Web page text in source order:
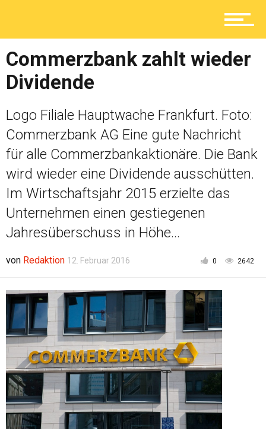
Service
Kolumne
Shop
Commerzbank zahlt wieder
Dividende
Logo Filiale Hauptwache Frankfurt. Foto:
Commerzbank AG Eine gute Nachricht
für alle Commerzbankaktionäre. Die Bank
wird wieder eine Dividende ausschütten.
Im Wirtschaftsjahr 2015 erzielte das
Unternehmen einen gestiegenen
Jahresüberschuss in Höhe...
von Redaktion 12. Februar 2016 0 2642